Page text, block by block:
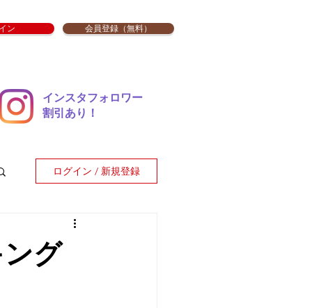
ン 会員登録（無料）
インスタフォロワー
​割引あり！
ログイン / 新規登録
ング